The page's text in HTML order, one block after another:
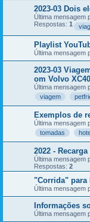
2023-03 Dois
Última mensagem
Respostas: 1
Playlist
Última mensagem
2023-03
om Volvo XC40
Última mensagem
viagem
Exemplos de
Última mensagem
tomadas
2022 -
Última mensagem
Respostas: 2
"Corrida" para
Última mensagem
Informações
Última mensagem